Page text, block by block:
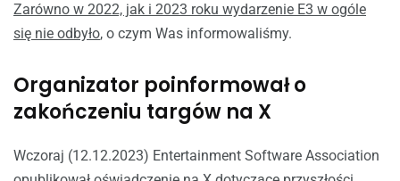
Zarówno w 2022, jak i 2023 roku wydarzenie E3 w ogóle
się nie odbyło, o czym Was informowaliśmy.
Organizator poinformował o
zakończeniu targów na X
Wczoraj (12.12.2023) Entertainment Software Association